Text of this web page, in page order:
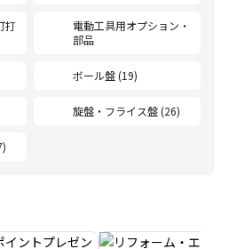
打
電動工具用オプション・
部品
ボール盤 (19)
旋盤・フライス盤 (26)